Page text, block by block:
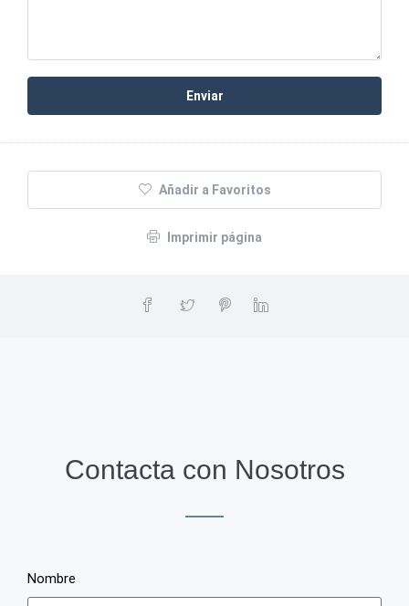
Enviar
Añadir a Favoritos
Imprimir página
Contacta con Nosotros
Nombre